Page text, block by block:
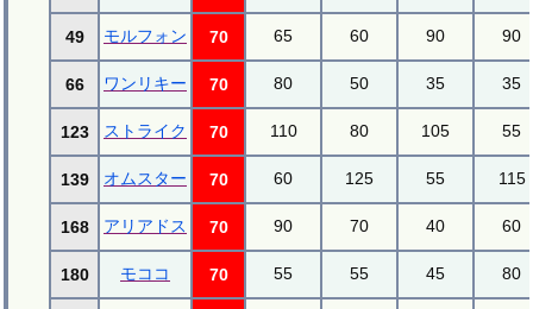
49 モルフォン 70 65 60 90 90
66 ワンリキー 70 80 50 35 35
123 ストライク 70 110 80 105 55
139 オムスター 70 60 125 55 115
168 アリアドス 70 90 70 40 60
180 モココ 70 55 55 45 80